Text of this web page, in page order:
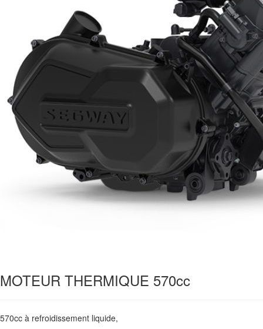
MOTEUR THERMIQUE 570cc
570cc à refroidissement liquide,